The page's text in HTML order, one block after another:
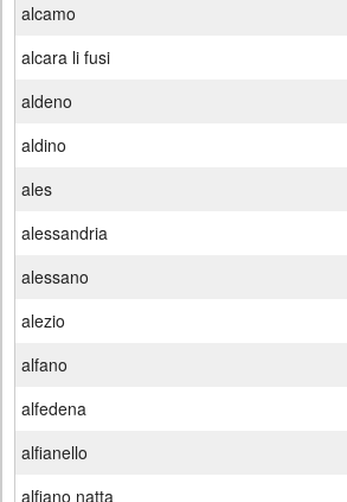
alcamo
alcara li fusi
aldeno
aldino
ales
alessandria
alessano
alezio
alfano
alfedena
alfianello
alfiano natta